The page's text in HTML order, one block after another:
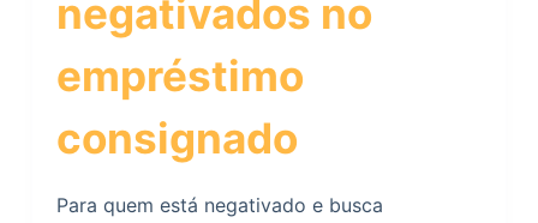
negativados no
empréstimo
consignado
Para quem está negativado e busca